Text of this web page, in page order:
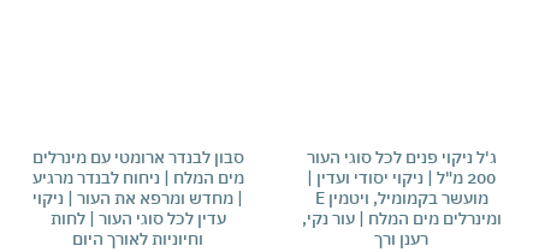
ג'ל ניקוי פנים לכל סוגי העור
200 מ"ל | ניקוי יסודי ועדין |
מועשר בקמומיל, ויטמין E
ומינרלים מים המלח | עור נקי,
רענן ורך
סבון לבנדר ארומטי עם מינרלים
מים המלח | ניחוח לבנדר מרגיע
| מחדש ומרפא את העור | ניקוי
עדין לכל סוגי העור | לחות
וחיוניות לאורך היום